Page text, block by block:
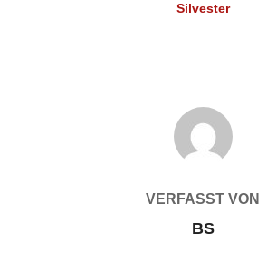
Silvester
BEITRAGSAUTOR
VERFASST VON
BS